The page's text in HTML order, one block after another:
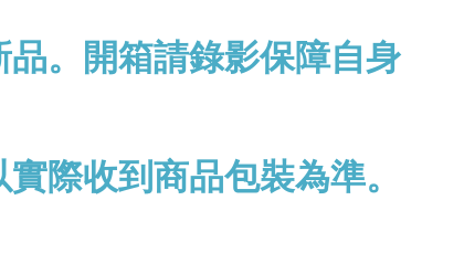
。開箱請錄影保障自身
際收到商品包裝為準。